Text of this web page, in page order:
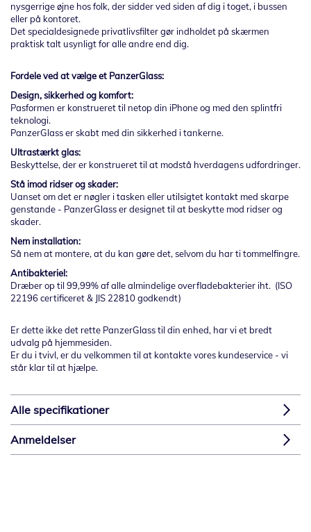
nysgerrige øjne hos folk, der sidder ved siden af dig i toget, i bussen
eller på kontoret.
Det specialdesignede privatlivsfilter gør indholdet på skærmen
praktisk talt usynligt for alle andre end dig.
Fordele ved at vælge et PanzerGlass:
Design, sikkerhed og komfort:
Pasformen er konstrueret til netop din iPhone og med den splintfri
teknologi.
PanzerGlass er skabt med din sikkerhed i tankerne.
Ultrastærkt glas:
Beskyttelse, der er konstrueret til at modstå hverdagens udfordringer.
Stå imod ridser og skader:
Uanset om det er nøgler i tasken eller utilsigtet kontakt med skarpe
genstande - PanzerGlass er designet til at beskytte mod ridser og
skader.
Nem installation:
Så nem at montere, at du kan gøre det, selvom du har ti tommelfingre.
Antibakteriel:
Dræber op til 99,99% af alle almindelige overfladebakterier iht. (ISO
22196 certificeret & JIS 22810 godkendt)
Er dette ikke det rette PanzerGlass til din enhed, har vi et bredt
udvalg på hjemmesiden.
Er du i tvivl, er du velkommen til at kontakte vores kundeservice - vi
står klar til at hjælpe.
Alle specifikationer
Anmeldelser